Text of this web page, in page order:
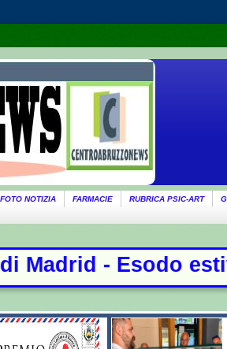
FOTO NOTIZIA FARMACIE RUBRICA PSIC-ART
Il grande caldo